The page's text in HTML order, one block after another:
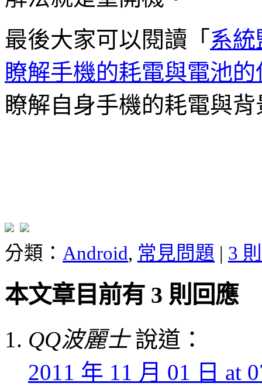
最後大家可以閱讀「 系統
瞭解手機的耗電與電池
瞭解自身手機的耗電與
分類： Android, 常見問題 | 3
本文章目前有 3 則回應
QQ波麗士 說道：
2011 年 11 月 01 日 at